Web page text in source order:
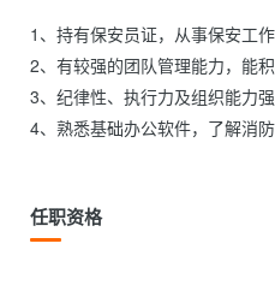
1、持有保安员证，从事保安工
2、有较强的团队管理能力，能
3、纪律性、执行力及组织能力
4、熟悉基础办公软件，了
任职资格